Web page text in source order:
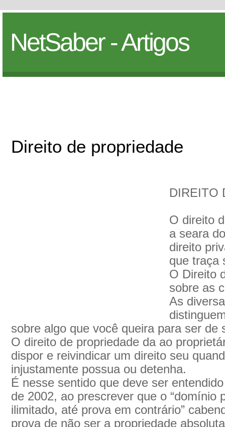
NetSaber - Artigos
Direito de propriedade
DIREITO
O direito
a seara
direito
que traça
O Direito
sobre as
As
sobre algo que você queira para ser de
O direito de propriedade da ao
dispor e reivindicar um direito seu
injustamente possua ou detenha.
É nesse sentido que deve ser
de 2002, ao prescrever que o “domínio
ilimitado, até prova em contrário”
prova de não ser a propriedade